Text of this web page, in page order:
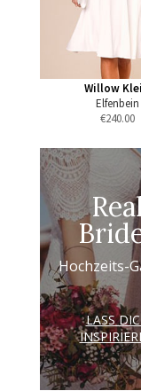
Willow
Elfenbein
€240.00
Hochzeits-
LASS